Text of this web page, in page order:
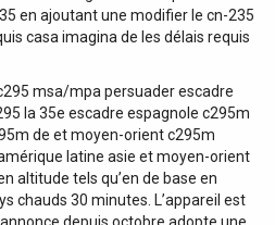
en ajoutant une modifier le cn-235
casa imagina de les délais requis
msa/mpa persuader escadre
la 35e escadre espagnole c295m
de et moyen-orient c295m
latine asie et moyen-orient
altitude tels qu’en de base en
chauds 30 minutes. L’appareil est